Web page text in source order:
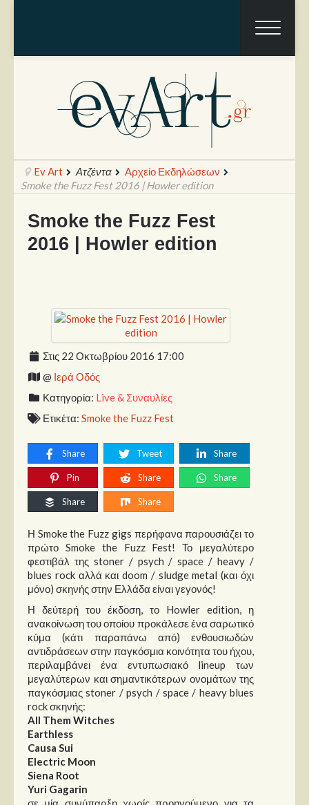
Ραπόρτο
Live & Συναυλίες
Παρουσιάσεις
Δίσκοι
Σειρές
Ταινίες
Video News
Καλλιτέχνες
Μουσικοί
Διάφοροι
Εκτός Συνόρων
Νέα
Στήλες
Polls
Small Talk
Blog
Ev Art Ατζέντα
Αρχείο Εκδηλώσεων
Smoke the Fuzz Fest 2016 | Howler edition
Smoke the Fuzz Fest
2016 | Howler edition
Στις 22 Οκτωβρίου 2016 17:00
@ Ιερά Οδός
Κατηγορία: Live & Συναυλίες
Ετικέτα: Smoke the Fuzz Fest
Share Tweet Share
Pin Share Share
Share Share
Η Smoke the Fuzz gigs περήφανα παρουσιάζει το
πρώτο Smoke the Fuzz Fest! Το μεγαλύτερο
φεστιβάλ της stoner / psych / space / heavy /
blues rock αλλά και doom / sludge metal (και όχι
μόνο) σκηνής στην Ελλάδα είναι γεγονός!
Η δεύτερή του έκδοση, το Howler edition, η
ανακοίνωση του οποίου προκάλεσε ένα σαρωτικό
κύμα (κάτι παραπάνω από) ενθουσιωδών
αντιδράσεων στην παγκόσμια κοινότητα του ήχου,
περιλαμβάνει ένα εντυπωσιακό lineup των
μεγαλύτερων και σημαντικότερων ονομάτων της
παγκόσμιας stoner / psych / space / heavy blues
rock σκηνής:
All Them Witches
Earthless
Causa Sui
Electric Moon
Siena Root
Yuri Gagarin